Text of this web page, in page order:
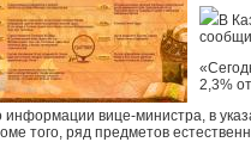
В
2,3%
информации вице-министра, в
того, ряд предметов